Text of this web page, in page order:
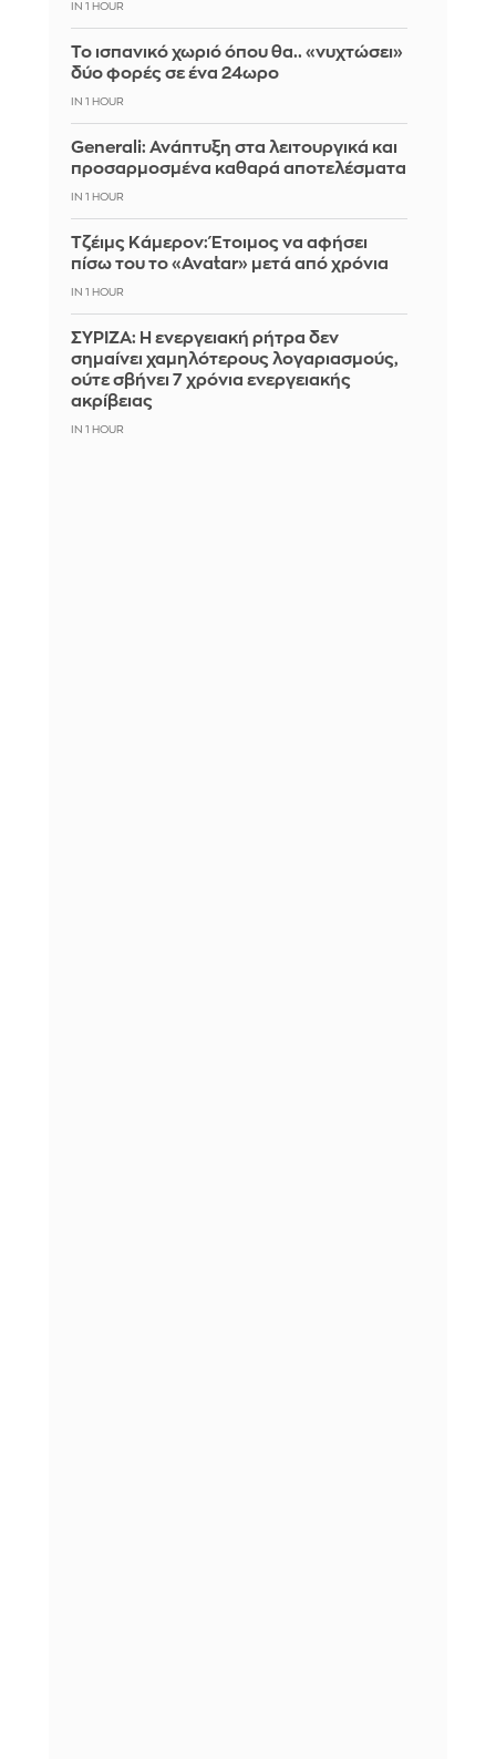
IN 1 HOUR
Το ισπανικό χωριό όπου θα.. «νυχτώσει»
δύο φορές σε ένα 24ωρο
IN 1 HOUR
Generali: Ανάπτυξη στα λειτουργικά και
προσαρμοσμένα καθαρά αποτελέσματα
IN 1 HOUR
Τζέιμς Κάμερον: Έτοιμος να αφήσει
πίσω του το «Avatar» μετά από χρόνια
IN 1 HOUR
ΣΥΡΙΖΑ: Η ενεργειακή ρήτρα δεν
σημαίνει χαμηλότερους λογαριασμούς,
ούτε σβήνει 7 χρόνια ενεργειακής
ακρίβειας
IN 1 HOUR